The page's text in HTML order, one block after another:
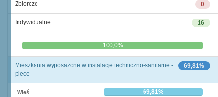
0
Zbiorcze
16
Indywidualne
0,0% 100,0%
69,81%
Mieszkania wyposażone w instalacje techniczno-sanitarne -
piece
Wieś 69,81%